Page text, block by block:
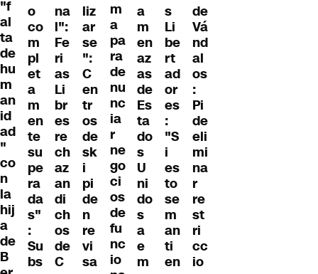
"f
al
ta
de
hu
m
an
id
ad
"
co
n
la
hij
a
de
B
o
co
m
pl
et
a
m
en
te
su
pe
ra
da
s"
:
Su
bs
na
l":
Fe
ri
as
Li
br
es
re
ch
az
an
di
ch
os
de
C
liz
ar
se
":
C
en
tr
os
de
sk
i
pi
de
n
re
vi
sa
m
a
pa
ra
de
nu
nc
ia
r
ne
go
ci
os
de
fu
nc
io
a
m
en
az
as
de
Es
ta
do
s
U
ni
do
s
a
e
m
s
Li
be
rt
ad
or
es
:
"S
i
es
to
se
m
an
ti
en
de
Vá
nd
al
os
:
Pi
de
eli
mi
na
r
re
st
ri
cc
io